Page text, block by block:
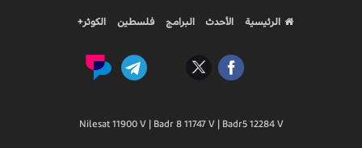
الرئيسية الأحدث البرامج فلسطين الكوثر+
Nilesat 11900 V | Badr 8 11747 V | Badr5 12284 V